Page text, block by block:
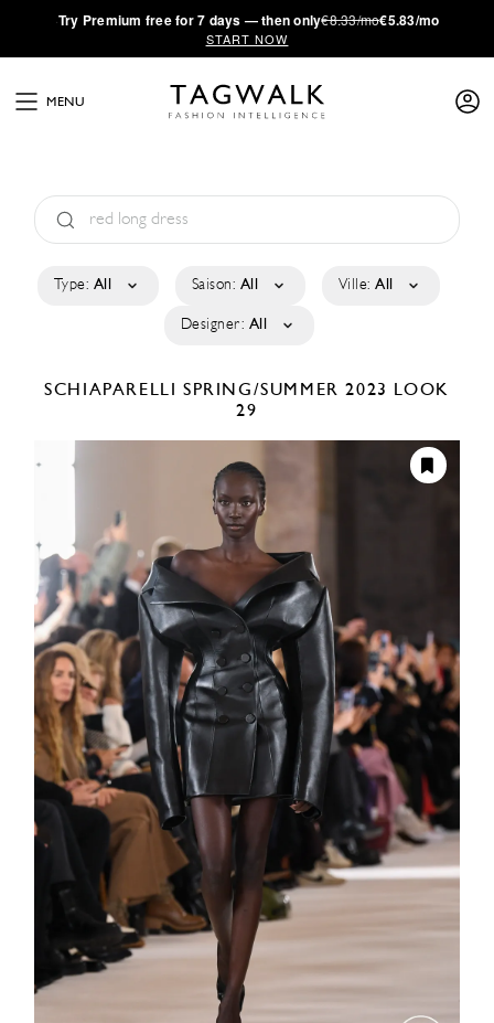
·Try Premium free for 7 days — then only€8.33/mo€5.83/mo
START NOW
MENU
Type: All Saison: All Ville: All
Designer: All
SCHIAPARELLI SPRING/SUMMER 2023 LOOK
29